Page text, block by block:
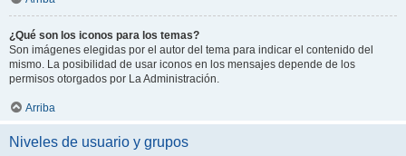
¿Qué son los iconos para los temas?
Son imágenes elegidas por el autor del tema para indicar el contenido del
mismo. La posibilidad de usar iconos en los mensajes depende de los
permisos otorgados por La Administración.
Arriba
Niveles de usuario y grupos